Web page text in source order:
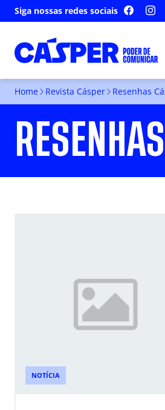
Siga nossas redes sociais
Home Revista Cásper Resenhas
NOTÍCIA